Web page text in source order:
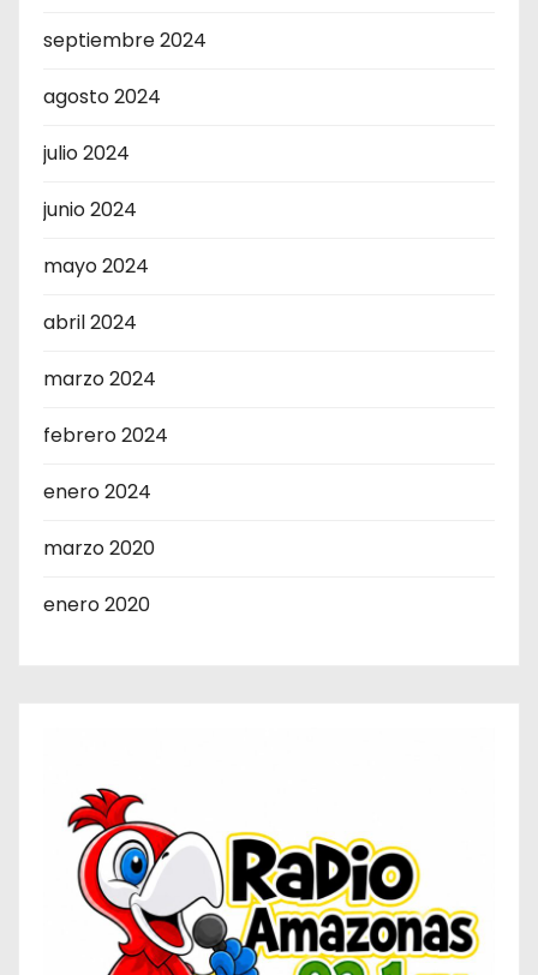
septiembre 2024
agosto 2024
julio 2024
junio 2024
mayo 2024
abril 2024
marzo 2024
febrero 2024
enero 2024
marzo 2020
enero 2020